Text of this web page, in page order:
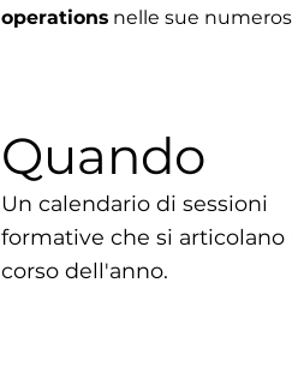
operations nelle sue
Quando
Un calendario di sessioni
formative che si articolano
corso dell'anno.